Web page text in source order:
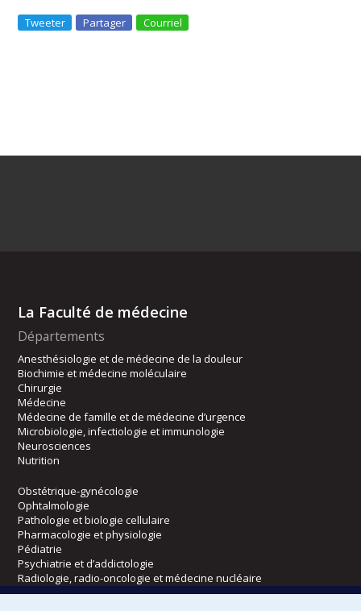
Tweeter Partager Courriel
La Faculté de médecine
Départements
Anesthésiologie et de médecine de la douleur
Biochimie et médecine moléculaire
Chirurgie
Médecine
Médecine de famille et de médecine d’urgence
Microbiologie, infectiologie et immunologie
Neurosciences
Nutrition
Obstétrique-gynécologie
Ophtalmologie
Pathologie et biologie cellulaire
Pharmacologie et physiologie
Pédiatrie
Psychiatrie et d’addictologie
Radiologie, radio-oncologie et médecine nucléaire